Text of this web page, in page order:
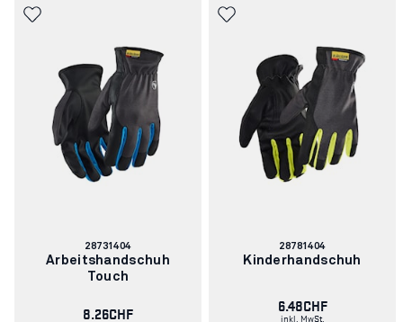
Artikelnummer:
28731404
Arbeitshandschuh
Touch
8.26CHF
Artikelnummer:
28781404
Kinderhandschuh
6.48CHF
inkl. MwSt.